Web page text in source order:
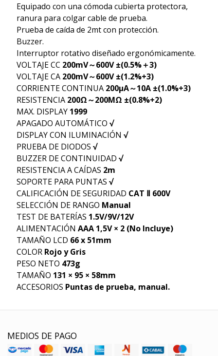
Equipado con una cómoda cubierta protectora,
ranura para colgar cable de prueba.
Prueba de caída de 2mt con protección.
Buzzer.
Interruptor rotativo diseñado ergonómicamente.
VOLTAJE CC 200mV～600V ±(0.5%＋3)
VOLTAJE CA 200mV～600V ±(1.2%+3)
CORRIENTE CONTINUA 200μA～10A ±(1.0%+3)
RESISTENCIA 200Ω～200MΩ ±(0.8%+2)
MAX. DISPLAY 1999
APAGADO AUTOMÁTICO √
DISPLAY CON ILUMINACIÓN √
PRUEBA DE DIODOS √
BUZZER DE CONTINUIDAD √
RESISTENCIA A CAÍDAS 2m
SOPORTE PARA PUNTAS √
CALIFICACIÓN DE SEGURIDAD CAT Ⅱ 600V
SELECCIÓN DE RANGO Manual
TEST DE BATERÍAS 1.5V/9V/12V
ALIMENTACIÓN AAA 1,5V × 2 (No Incluye)
TAMAÑO LCD 66 x 51mm
COLOR Rojo y Gris
PESO NETO 473g
TAMAÑO 131 × 95 × 58mm
ACCESORIOS Puntas de prueba, manual.
MEDIOS DE PAGO